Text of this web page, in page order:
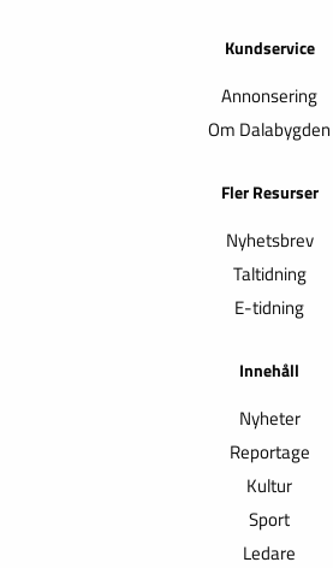
Kundservice
Annonsering
Om Dalabygden
Fler Resurser
Nyhetsbrev
Taltidning
E-tidning
Innehåll
Nyheter
Reportage
Kultur
Sport
Ledare